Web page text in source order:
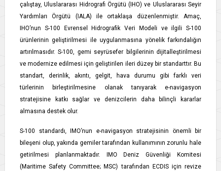
çalıştay, Uluslararası Hidrografi Örgütü (IHO) ve Uluslararası Seyir
Yardımları Örgütü (IALA) ile ortaklaşa düzenlenmiştir. Amaç,
IHO’nun S-100 Evrensel Hidrografik Veri Modeli ve ilgili S-100
ürünlerinin geliştirilmesi ile uygulanmasına yönelik farkındalığın
artırılmasıdır. S-100, gemi seyrüsefer bilgilerinin dijitalleştirilmesi
ve modernize edilmesi için geliştirilen ileri düzey bir standarttır. Bu
standart, derinlik, akıntı, gelgit, hava durumu gibi farklı veri
türlerinin birleştirilmesine olanak tanıyarak e-navigasyon
stratejisine katkı sağlar ve denizcilerin daha bilinçli kararlar
almasına destek olur.
S-100 standardı, IMO’nun e-navigasyon stratejisinin önemli bir
bileşeni olup, yakında gemiler tarafından kullanımının zorunlu hale
getirilmesi planlanmaktadır. IMO Deniz Güvenliği Komitesi
(Maritime Safety Committee; MSC) tarafından ECDIS için revize